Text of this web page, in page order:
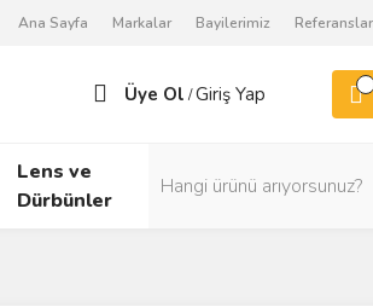
Ana Sayfa Markalar Bayilerimiz
Üye Ol /Giriş Yap
Lens ve
Dürbünler